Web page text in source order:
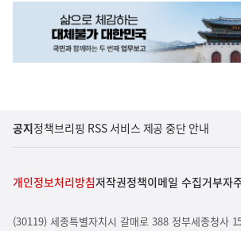
공지정책브리핑 RSS 서비스 제공 중단 안내
개인정보처리방침저작권정책이메일 수집거부자
(30119) 세종특별자치시 갈매로 388 정부세종청사